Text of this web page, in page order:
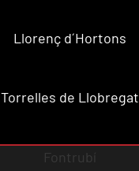
Llorenç d´Hortons
Torrelles de Llobregat
Fontrubí